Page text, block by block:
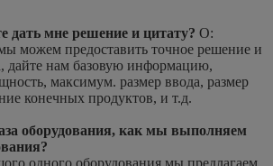
дать мне решение и цитату? О:
можем предоставить точное решение и
дайте нам базовую информацию,
максимум. размер ввода, размер
конечных продуктов, и т.д.
оборудования, как мы выполняем
одного оборудования мы предлагаем